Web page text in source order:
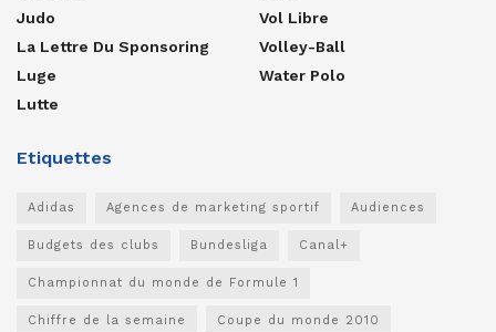
Judo
La Lettre Du Sponsoring
Luge
Lutte
Vol Libre
Volley-Ball
Water Polo
Etiquettes
Adidas Agences de marketing sportif Audiences
Budgets des clubs Bundesliga Canal+
Championnat du monde de Formule 1
Chiffre de la semaine Coupe du monde 2010